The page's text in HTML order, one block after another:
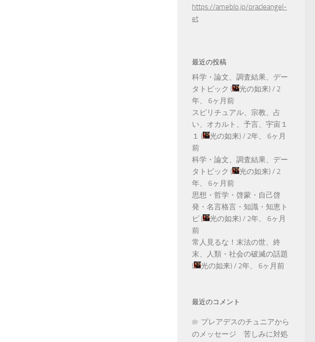
https://ameblo.jp/oracleangel-
et
最近の投稿
科学・論文、調査結果、デー
タトピック ( 光の如来) / 2
年、 6ヶ月前
スピリチュアル、宗教、占
い、オカルト、予言、宇宙１
１ ( 光の如来) / 2年、 6ヶ月
前
科学・論文、調査結果、デー
タトピック ( 光の如来) / 2
年、 6ヶ月前
思想・哲学・啓蒙・自己啓
発・名言格言・知識・知恵ト
ピ ( 光の如来) / 2年、 6ヶ月
前
常人見るな！末法の世、終
末、人類・社会の破滅の話題
(
光の如来) / 2年、 6ヶ月前
最近のコメント
プレアデスのチュニアから
のメッセージ 苦しみに対処